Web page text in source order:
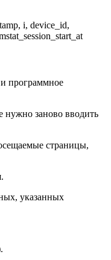
i, device_id,
программное
нужно заново вводить
страницы,
указанных